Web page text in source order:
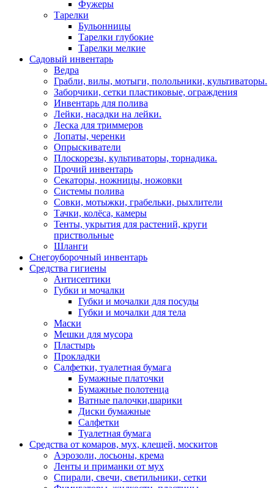
Фужеры
Тарелки
Бульонницы
Тарелки глубокие
Тарелки мелкие
Садовый инвентарь
Ведра
Грабли, вилы, мотыги, полольники, культиваторы.
Заборчики, сетки пластиковые, ограждения
Инвентарь для полива
Лейки, насадки на лейки.
Леска для триммеров
Лопаты, черенки
Опрыскиватели
Плоскорезы, культиваторы, торнадика.
Прочий инвентарь
Секаторы, ножницы, ножовки
Системы полива
Совки, мотыжки, грабельки, рыхлители
Тачки, колёса, камеры
Тенты, укрытия для растений, круги
приствольные
Шланги
Снегоуборочный инвентарь
Средства гигиены
Антисептики
Губки и мочалки
Губки и мочалки для посуды
Губки и мочалки для тела
Маски
Мешки для мусора
Пластырь
Прокладки
Салфетки, туалетная бумага
Бумажные платочки
Бумажные полотенца
Ватные палочки,шарики
Диски бумажные
Салфетки
Туалетная бумага
Средства от комаров, мух, клещей, москитов
Аэрозоли, лосьоны, крема
Ленты и приманки от мух
Спирали, свечи, светильники, сетки